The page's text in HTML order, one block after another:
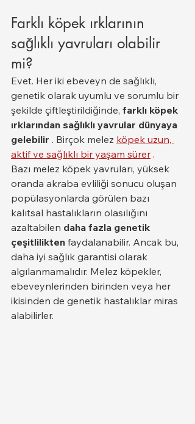
Farklı köpek ırklarının
sağlıklı yavruları olabilir
mi?
Evet. Her iki ebeveyn de sağlıklı,
genetik olarak uyumlu ve sorumlu bir
şekilde çiftleştirildiğinde, farklı köpek
ırklarından sağlıklı yavrular dünyaya
gelebilir . Birçok melez köpek uzun,
aktif ve sağlıklı bir yaşam sürer .
Bazı melez köpek yavruları, yüksek
oranda akraba evliliği sonucu oluşan
popülasyonlarda görülen bazı
kalıtsal hastalıkların olasılığını
azaltabilen daha fazla genetik
çeşitlilikten faydalanabilir. Ancak bu,
daha iyi sağlık garantisi olarak
algılanmamalıdır. Melez köpekler,
ebeveynlerinden birinden veya her
ikisinden de genetik hastalıklar miras
alabilirler.